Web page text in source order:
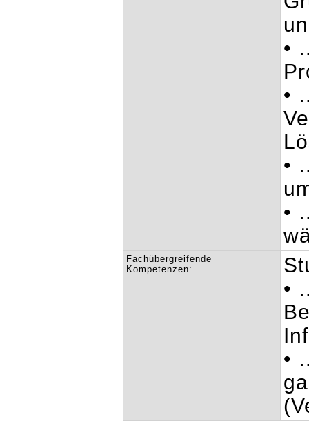
•
•
•
•
Fachübergreifende
Kompetenzen:
•
•